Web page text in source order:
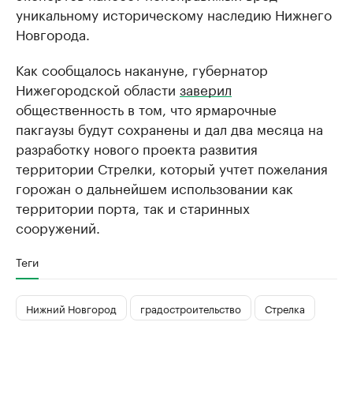
уникальному историческому наследию Нижнего
Новгорода.
Как сообщалось накануне, губернатор
Нижегородской области заверил
общественность в том, что ярмарочные
пакгаузы будут сохранены и дал два месяца на
разработку нового проекта развития
территории Стрелки, который учтет пожелания
горожан о дальнейшем использовании как
территории порта, так и старинных
сооружений.
Теги
Нижний Новгород градостроительство Стрелка